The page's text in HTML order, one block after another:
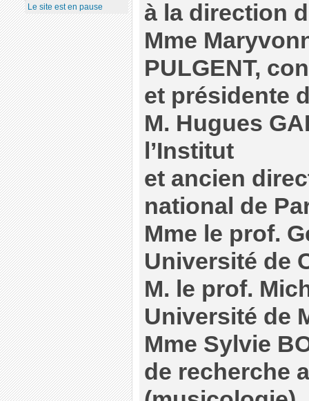
à la direction
Mme
PULGENT,
et présidente
M. Hugues
l’Institut
et ancien
national de
Mme le prof.
Université de
M. le prof.
Université de
Mme Sylvie
de recherche
Le site est en pause